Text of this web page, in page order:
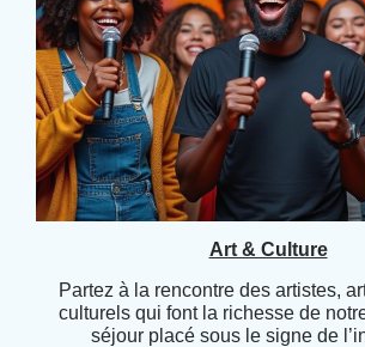
Art & Culture
Partez à la rencontre des artistes,
culturels qui font la richesse de
séjour placé sous le signe de